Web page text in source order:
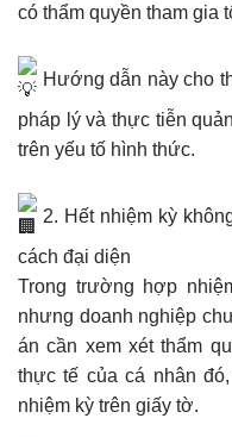
có thẩm quyền tham gia
Hướng dẫn này cho
pháp lý và thực tiễn
trên yếu tố hình thức.
2. Hết nhiệm kỳ
cách đại diện
Trong trường hợp
nhưng doanh nghiệp
án cần xem xét thẩm
thực tế của cá nhân
nhiệm kỳ trên giấy tờ.